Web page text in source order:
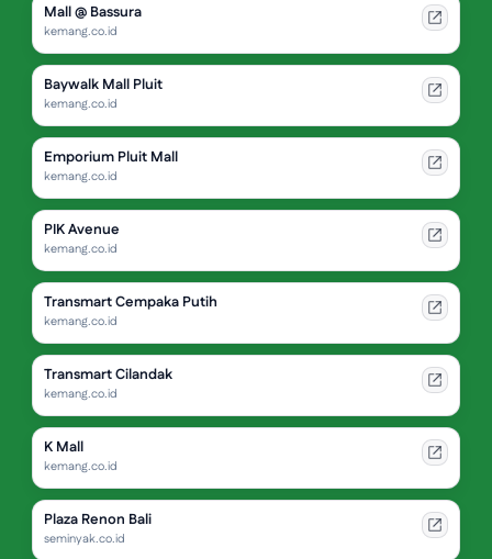
Mall @ Bassura
kemang.co.id
Baywalk Mall Pluit
kemang.co.id
Emporium Pluit Mall
kemang.co.id
PIK Avenue
kemang.co.id
Transmart Cempaka Putih
kemang.co.id
Transmart Cilandak
kemang.co.id
K Mall
kemang.co.id
Plaza Renon Bali
seminyak.co.id